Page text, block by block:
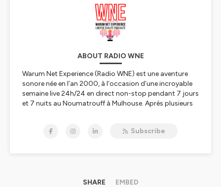
ABOUT RADIO WNE
Warum Net Experience (Radio WNE) est une aventure
sonore née en l’an 2000, à l’occasion d’une incroyable
semaine live 24h/24 en direct non-stop pendant 7 jours
et 7 nuits au Noumatrouff à Mulhouse. Après plusieurs
aux médias, à l'information, au numérique et à l'IA, les
citoyens ou décalés pour refaire le monde – et
Subscribe
SHARE EMBED